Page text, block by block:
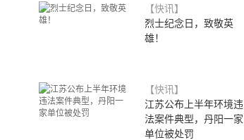
【快讯】
烈士纪念日，致敬英
雄！
【快讯】
江苏公布上半年环境违
法案件典型，丹阳一家
单位被处罚